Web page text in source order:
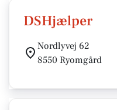
DSHjælper
Nordlyvej 62
8550 Ryomgård